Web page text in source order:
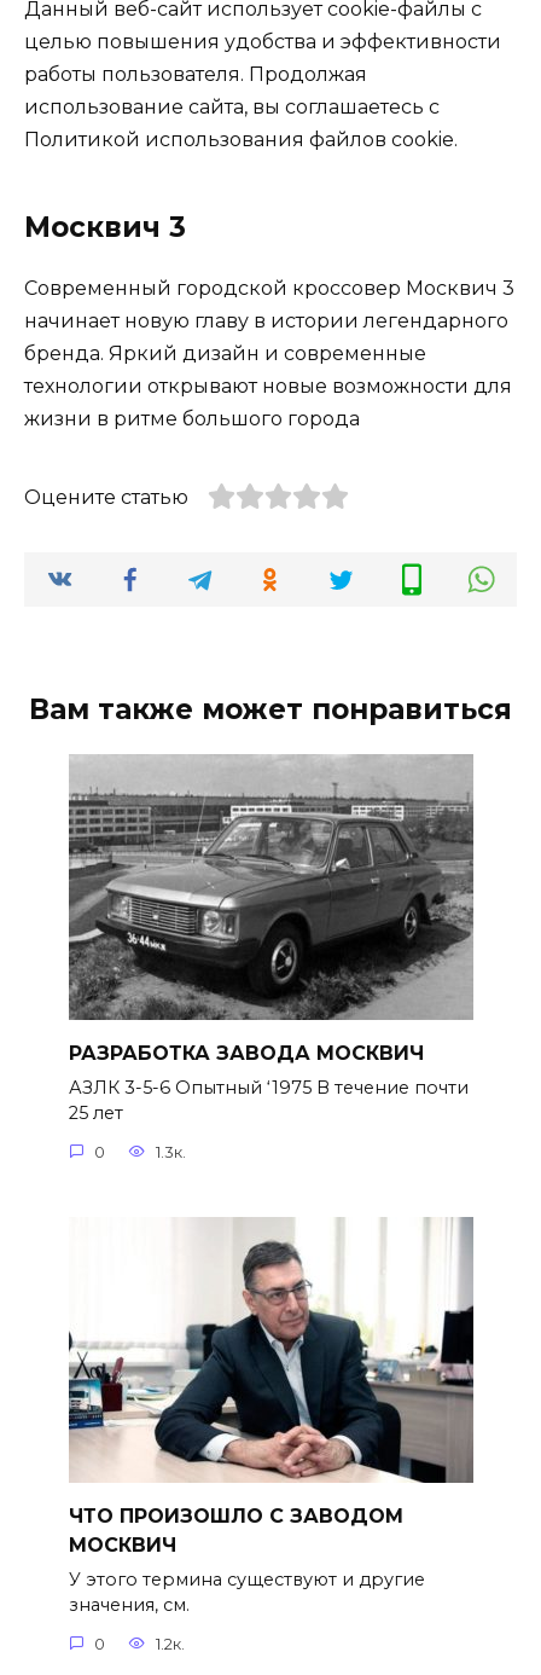
Данный веб-сайт использует cookie-файлы с
целью повышения удобства и эффективности
работы пользователя. Продолжая
использование сайта, вы соглашаетесь с
Политикой использования файлов cookie.
Москвич 3
Современный городской кроссовер Москвич 3
начинает новую главу в истории легендарного
бренда. Яркий дизайн и современные
технологии открывают новые возможности для
жизни в ритме большого города
Оцените статью
Вам также может понравиться
РАЗРАБОТКА ЗАВОДА МОСКВИЧ
АЗЛК 3-5-6 Опытный ‘1975 В течение почти
25 лет
0 1.3к.
ЧТО ПРОИЗОШЛО С ЗАВОДОМ
МОСКВИЧ
У этого термина существуют и другие
значения, см.
0 1.2к.